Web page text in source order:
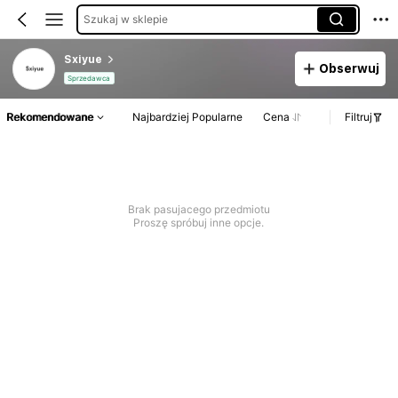
Szukaj w sklepie
Sxiyue
Sprzedawca
Obserwuj
Rekomendowane Najbardziej Popularne Cena Filtruj
Brak pasujacego przedmiotu
Proszę spróbuj inne opcje.